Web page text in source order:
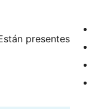
presentes